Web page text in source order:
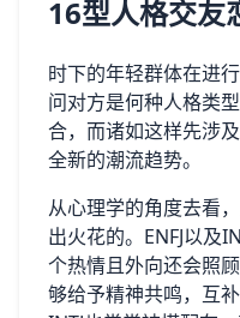
16型人格交友
时下的年轻群体在进
问对方是何种人格类
合，而诸如这样先涉
全新的潮流趋势。
从心理学的角度去看
出火花的。ENFJ以及
个热情且外向还会照
够给予精神共鸣，互